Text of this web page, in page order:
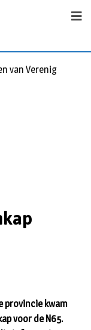
van Vereniging 55+
provincie kwam
voor de N65.